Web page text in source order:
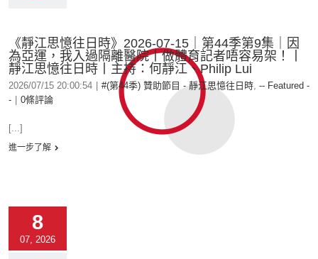
《靜江思憶往日時》2026-07-15｜第44季第9集｜因
為亞運，我入過隔離醫院丨做體育記者唔容易架！丨
靜江思憶往日時丨主持：何靜江、Philip Lui
2026/07/15 20:00:54 #(第44季) 贊助節目 - 靜江思憶往日時, -- Featured -
-
0條評論
[...]
進一步了解
8
07, 2026